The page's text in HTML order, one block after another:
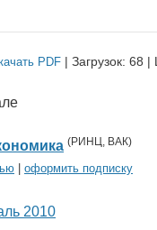
PDF | Загрузок: 68
(РИНЦ, ВАК)
оформить подписку
2010